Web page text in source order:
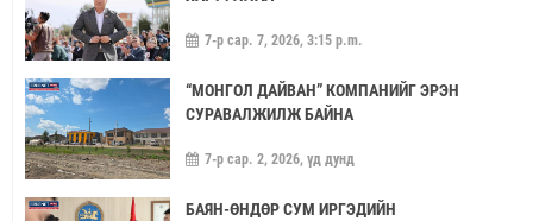
7-р сар. 7, 2026, 3:15 p.m.
“МОНГОЛ ДАЙВАН” КОМПАНИЙГ ЭРЭН
СУРАВАЛЖИЛЖ БАЙНА
7-р сар. 2, 2026, үд дунд
БАЯН-ӨНДӨР СУМ ИРГЭДИЙН